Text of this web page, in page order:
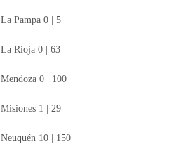
La Pampa 0 | 5
La Rioja 0 | 63
Mendoza 0 | 100
Misiones 1 | 29
Neuquén 10 | 150